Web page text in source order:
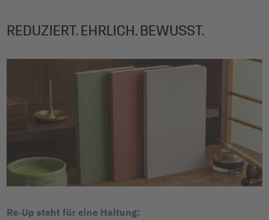
REDUZIERT. EHRLICH. BEWUSST.
Re‑Up steht für eine Haltung: